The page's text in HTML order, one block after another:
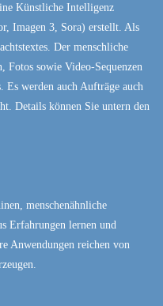
Künstliche Intelligenz
Imagen 3, Sora) erstellt. Als
Der menschliche
sowie Video-Sequenzen
Es werden auch Aufträge auch
Details können Sie untern den
menschenähnliche
Erfahrungen lernen und
Anwendungen reichen von